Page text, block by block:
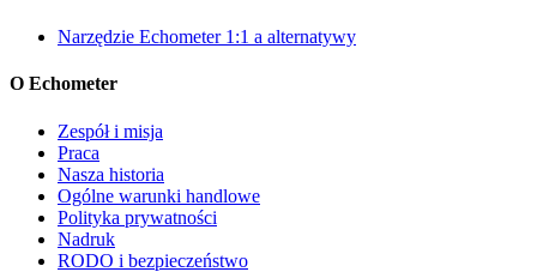
Narzędzie Echometer 1:1 a alternatywy
O Echometer
Zespół i misja
Praca
Nasza historia
Ogólne warunki handlowe
Polityka prywatności
Nadruk
RODO i bezpieczeństwo